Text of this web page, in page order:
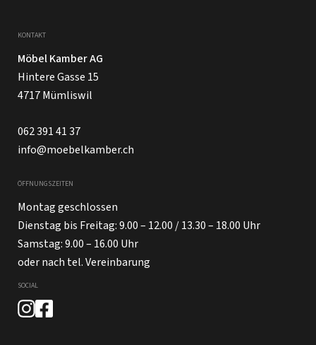
KONTAKT
Möbel Kamber AG
Hintere Gasse 15
4717 Mümliswil
062 391 41 37
info@moebelkamber.ch
ÖFFNUNGSZEITEN
Montag geschlossen
Dienstag bis Freitag: 9.00 – 12.00 / 13.30 – 18.00 Uhr
Samstag: 9.00 – 16.00 Uhr
oder nach tel. Vereinbarung
SOCIAL